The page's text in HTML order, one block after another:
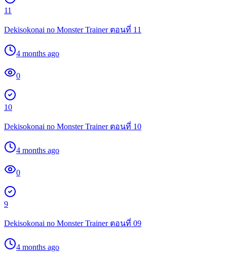
11
Dekisokonai no Monster Trainer ตอนที่ 11
4 months ago
0
10
Dekisokonai no Monster Trainer ตอนที่ 10
4 months ago
0
9
Dekisokonai no Monster Trainer ตอนที่ 09
4 months ago